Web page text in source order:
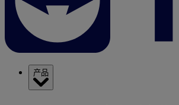
产品